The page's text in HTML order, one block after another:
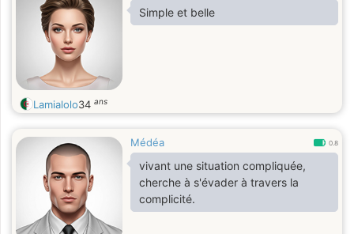
Simple et belle
Lamialolo34 ans
Médéa 0.8
vivant une situation compliquée,
cherche à s'évader à travers la
complicité.